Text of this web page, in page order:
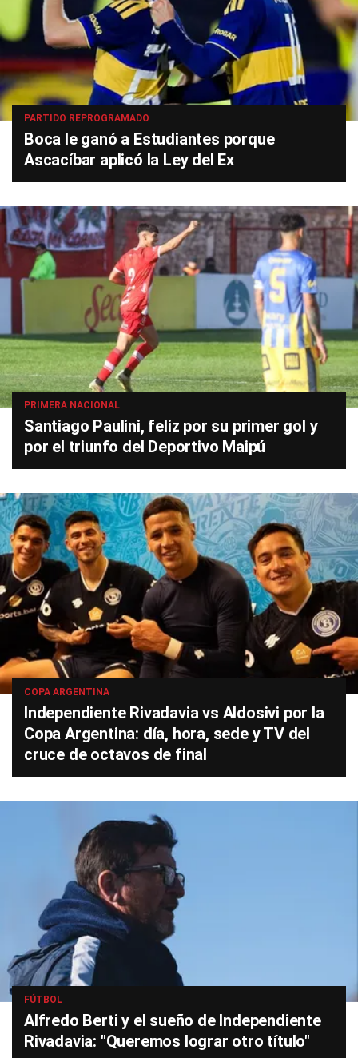
PARTIDO REPROGRAMADO
Boca le ganó a Estudiantes porque
Ascacíbar aplicó la Ley del Ex
PRIMERA NACIONAL
Santiago Paulini, feliz por su primer gol y
por el triunfo del Deportivo Maipú
COPA ARGENTINA
Independiente Rivadavia vs Aldosivi por la
Copa Argentina: día, hora, sede y TV del
cruce de octavos de final
FÚTBOL
Alfredo Berti y el sueño de Independiente
Rivadavia: "Queremos lograr otro título"